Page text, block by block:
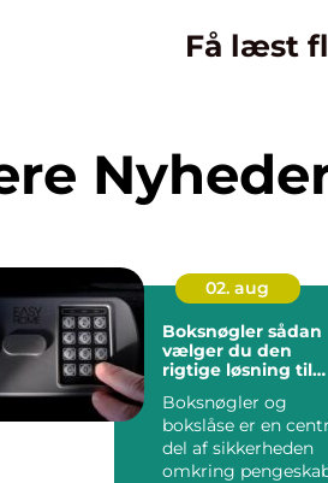
Få læst
02. aug
Boksnøgler sådan
vælger du den
rigtige løsning til
Boksnøgler og
bokslåse er en
del af sikkerheden
omkring